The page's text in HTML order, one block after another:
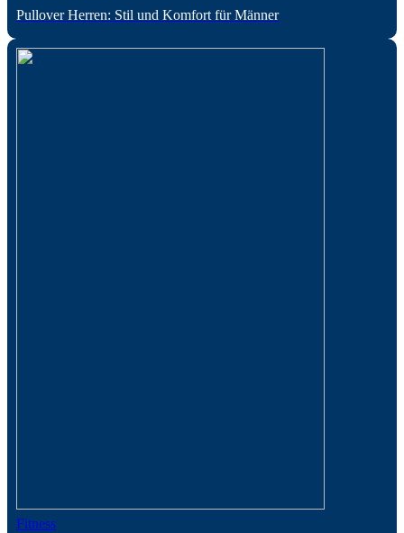
Pullover Herren: Stil und Komfort für Männer
Fitness